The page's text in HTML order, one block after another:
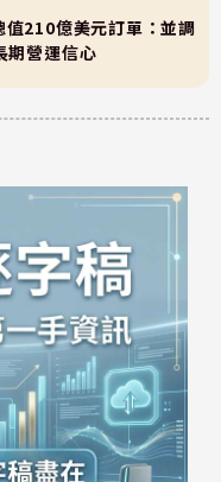
210億美元訂單：並調
期營運信心